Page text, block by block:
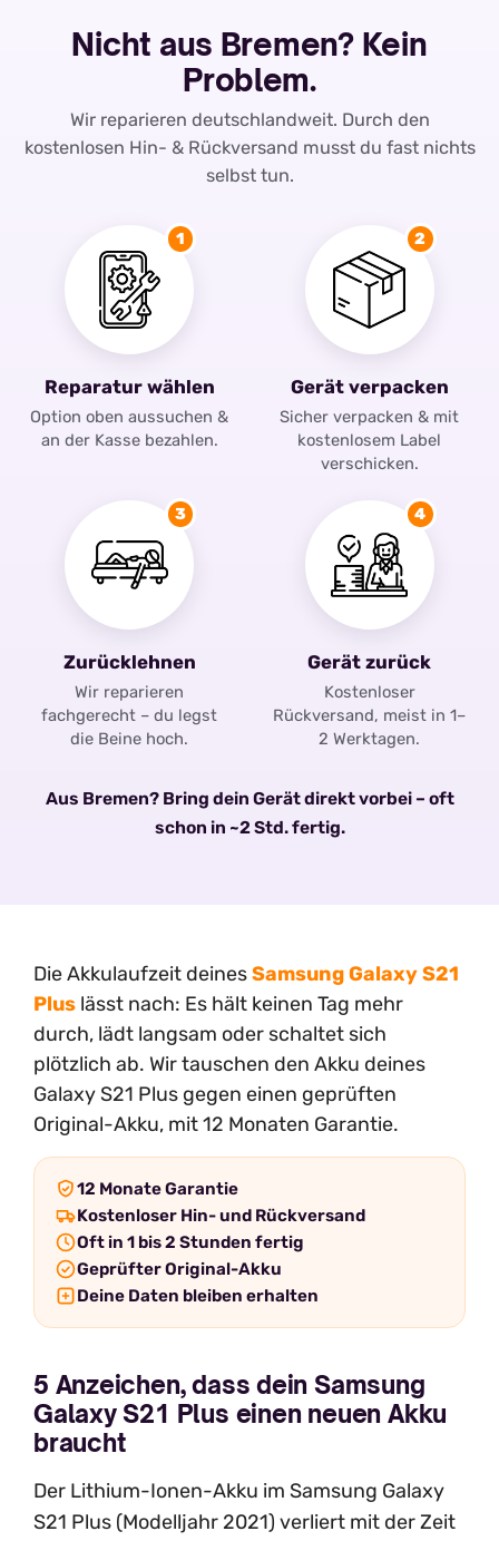
Nicht aus Bremen? Kein
Problem.
Wir reparieren deutschlandweit. Durch den
kostenlosen Hin- & Rückversand musst du fast nichts
selbst tun.
1
Reparatur wählen
Option oben aussuchen &
an der Kasse bezahlen.
2
Gerät verpacken
Sicher verpacken & mit
kostenlosem Label
verschicken.
3
Zurücklehnen
Wir reparieren
fachgerecht – du legst
die Beine hoch.
4
Gerät zurück
Kostenloser
Rückversand, meist in 1–
2 Werktagen.
Aus Bremen? Bring dein Gerät direkt vorbei – oft
schon in ~2 Std. fertig.
Die Akkulaufzeit deinesSamsung Galaxy S21
Plus lässt nach: Es hält keinen Tag mehr
durch, lädt langsam oder schaltet sich
plötzlich ab. Wir tauschen den Akku deines
Galaxy S21 Plus gegen einen geprüften
Original-Akku, mit 12 Monaten Garantie.
12 Monate Garantie
Kostenloser Hin- und Rückversand
Oft in 1 bis 2 Stunden fertig
Geprüfter Original-Akku
Deine Daten bleiben erhalten
5 Anzeichen, dass dein Samsung
Galaxy S21 Plus einen neuen Akku
braucht
Der Lithium-Ionen-Akku im Samsung Galaxy
S21 Plus (Modelljahr 2021) verliert mit der Zeit